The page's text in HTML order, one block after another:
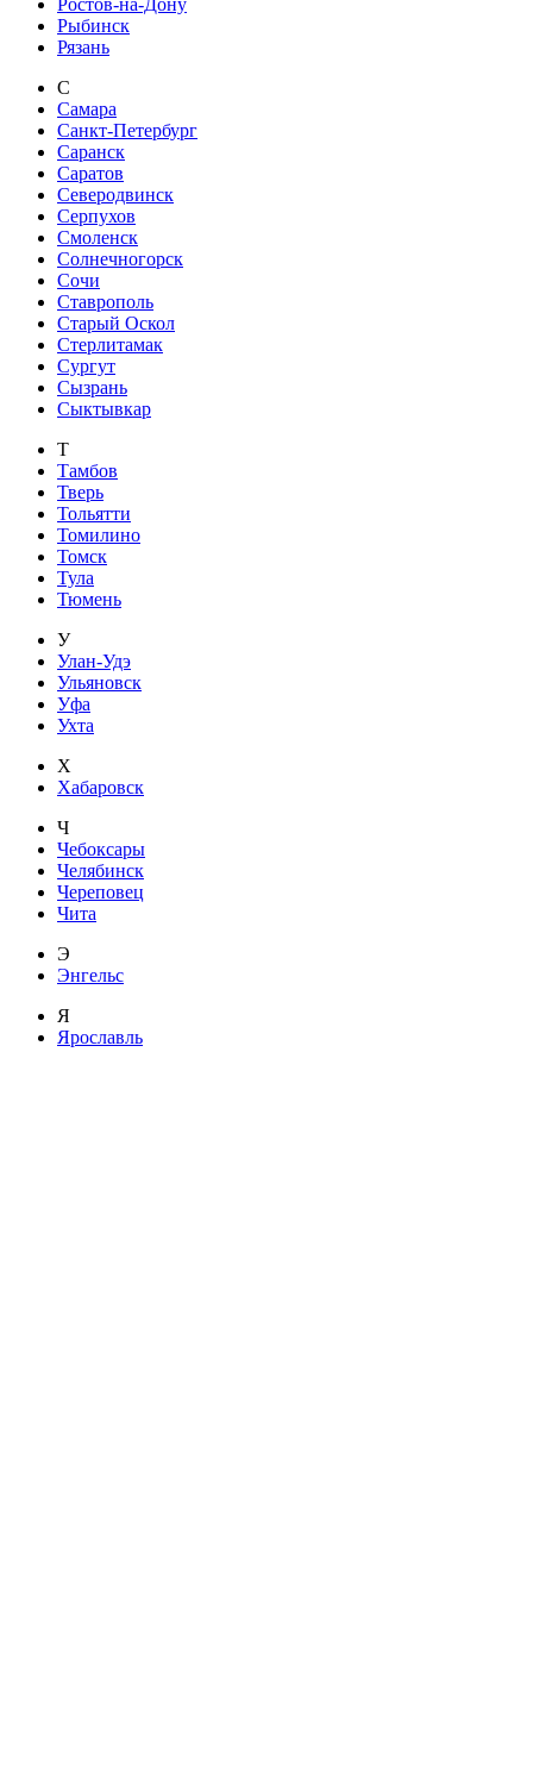
Ростов-на-Дону
Рыбинск
Рязань
С
Самара
Санкт-Петербург
Саранск
Саратов
Северодвинск
Серпухов
Смоленск
Солнечногорск
Сочи
Ставрополь
Старый Оскол
Стерлитамак
Сургут
Сызрань
Сыктывкар
Т
Тамбов
Тверь
Тольятти
Томилино
Томск
Тула
Тюмень
У
Улан-Удэ
Ульяновск
Уфа
Ухта
Х
Хабаровск
Ч
Чебоксары
Челябинск
Череповец
Чита
Э
Энгельс
Я
Ярославль